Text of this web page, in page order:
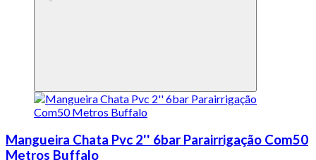
Mangueira Chata Pvc 2'' 6bar Parairrigação Com50
Metros Buffalo